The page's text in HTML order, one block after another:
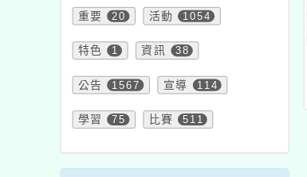
重要 20 活動 1054
特色 1 資訊 38
公告 1567 宣導 114
學習 75 比賽 511
「『愛』迪生
公益學習活動
「十二年課綱部定領域
課程原住民族教育議題
學習內容相關教案研發
交流工作坊」